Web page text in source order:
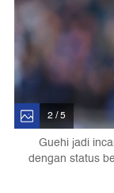
2 / 5
Guehi jadi
dengan status